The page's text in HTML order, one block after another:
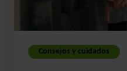
Consejos y cuidados